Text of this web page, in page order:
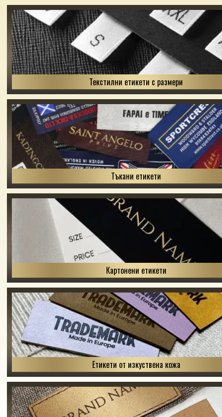
Текстилни етикети с размери
Тъкани етикети
Картонени етикети
Етикети от изкуствена кожа